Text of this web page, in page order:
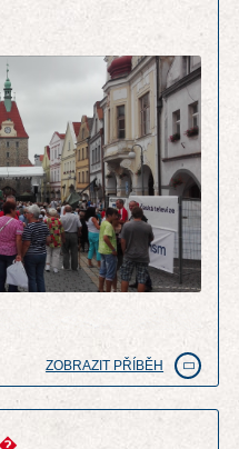
ZOBRAZIT PŘÍBĚH